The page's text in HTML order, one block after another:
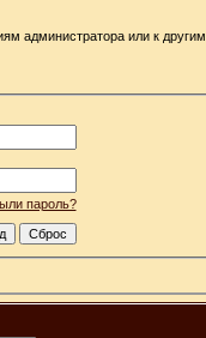
администратора или к другим
пароль?